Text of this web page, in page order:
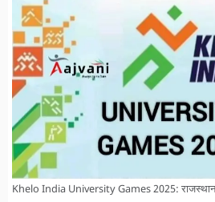
Khelo India University Games 2025: राजस्थान